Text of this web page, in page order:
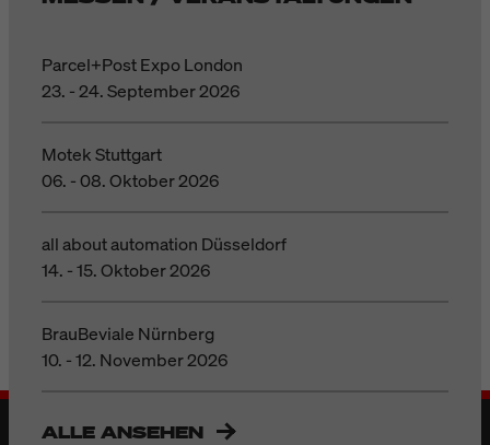
Parcel+Post Expo London
23. - 24. September 2026
Motek Stuttgart
06. - 08. Oktober 2026
all about automation Düsseldorf
14. - 15. Oktober 2026
BrauBeviale Nürnberg
10. - 12. November 2026
ALLE ANSEHEN